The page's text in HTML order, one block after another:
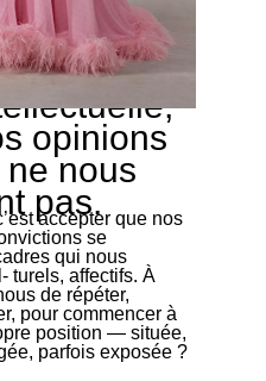
opinions
nous
pas.
accepter que nos
se
qui nous
turels, affectifs. À
de répéter,
pour commencer à
position — située,
parfois exposée ?